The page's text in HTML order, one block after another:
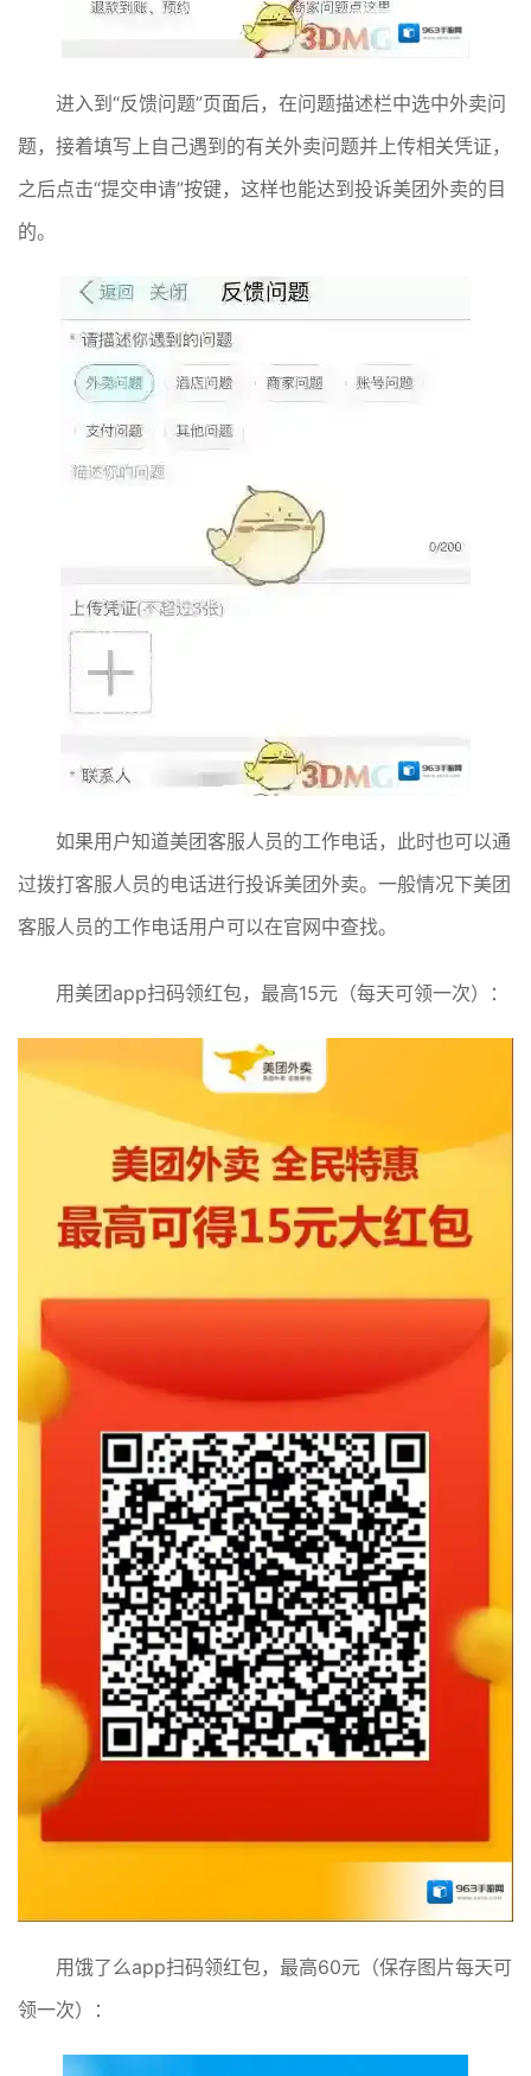
进入到“反馈问题”页面后，在问题描述栏中选中外卖问
题，接着填写上自己遇到的有关外卖问题并上传相关凭证，
之后点击“提交申请”按键，这样也能达到投诉美团外卖的目
的。
如果用户知道美团客服人员的工作电话，此时也可以通
过拨打客服人员的电话进行投诉美团外卖。一般情况下美团
客服人员的工作电话用户可以在官网中查找。
用美团app扫码领红包，最高15元（每天可领一次）：
用饿了么app扫码领红包，最高60元（保存图片每天可
领一次）：